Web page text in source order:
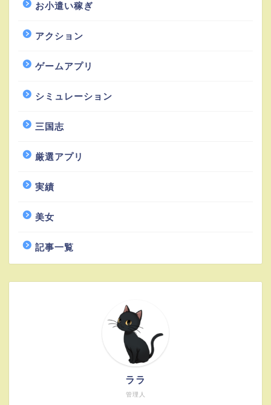
お小遣い稼ぎ
アクション
ゲームアプリ
シミュレーション
三国志
厳選アプリ
実績
美女
記事一覧
管理人
ララ